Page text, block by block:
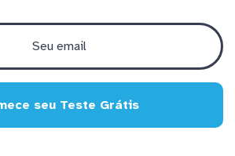
seu Teste Grátis